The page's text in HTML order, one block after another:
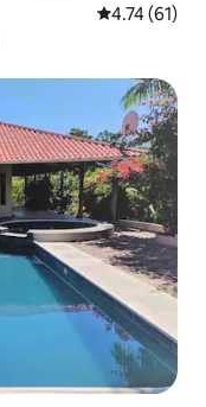
レビュー61
4.74 (61)